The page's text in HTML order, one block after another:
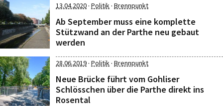
13.04.2020· Politik· Brennpunkt
Ab September muss eine komplette
Stützwand an der Parthe neu gebaut
werden
28.06.2019· Politik· Brennpunkt
Neue Brücke führt vom Gohliser
Schlösschen über die Parthe direkt ins
Rosental